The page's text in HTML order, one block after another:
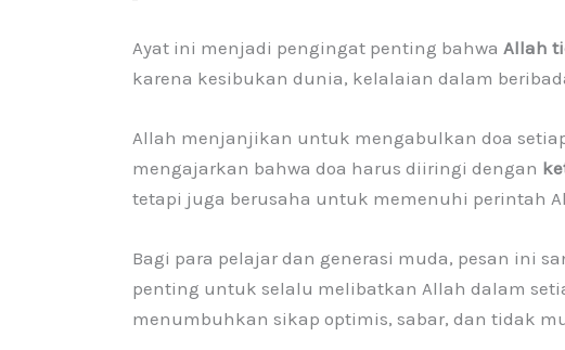
Ayat ini menjadi pengingat penting bahwa Allah
karena kesibukan dunia, kelalaian dalam
Allah menjanjikan untuk mengabulkan doa
mengajarkan bahwa doa harus diiringi dengan
tetapi juga berusaha untuk memenuhi perintah
Bagi para pelajar dan generasi muda, pesan ini
penting untuk selalu melibatkan Allah dalam
menumbuhkan sikap optimis, sabar, dan tidak